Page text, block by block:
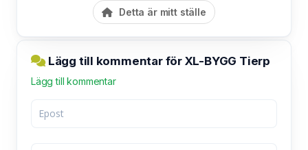
Detta är mitt ställe
Lägg till kommentar för XL-BYGG Tierp
Lägg till kommentar